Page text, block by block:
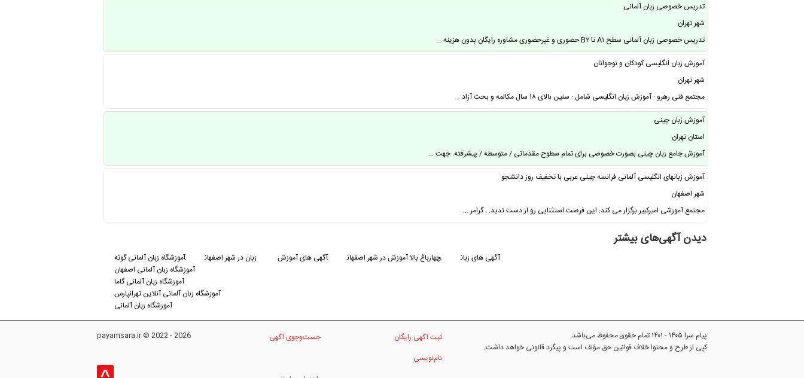
تدریس خصوصی زبان آلمانی
شهر تهران
تدریس خصوصی زبان آلمانی سطح A۱ تا B۲ حضوری و غیرحضوری مشاوره رایگان بدون هزینه …
آموزش زبان انگلیسی کودکان و نوجوانان
شهر تهران
مجتمع فنی رهرو : آموزش زبان انگلیسی شامل : سنین بالای ۱۸ سال مکالمه و بحث آزاد …
آموزش زبان چینی
استان تهران
آموزش جامع زبان چینی بصورت خصوصی برای تمام سطوح مقدماتی / متوسطه / پیشرفته. جهت …
آموزش زبانهای انگلیسی آلمانی فرانسه چینی عربی با تخفیف روز دانشجو
شهر اصفهان
مجتمع آموزشی امیرکبیر برگزار می کند: این فرصت استثنایی رو از دست ندید. . گرامر …
دیدن آگهی‌های بیشتر
آگهی های زبان چهارباغ بالا آموزش در شهر اصفهان آگهی های آموزش زبان در شهر اصفهان
آموزشگاه زبان آلمانی گوته
آموزشگاه زبان آلمانی اصفهان
آموزشگاه زبان آلمانی گاما
آموزشگاه زبان آلمانی آنلاین تهرانپارس
آموزشگاه زبان آلمانی
پیام سرا ۱۴۰۵ - ۱۴۰۱ تمام حقوق محفوظ می‌باشد.
کپی از طرح و محتوا خلاف قوانین حق مؤلف است و پیگرد قانونی خواهد داشت.
ثبت آگهی رایگان
نام‌نویسی
جست‌وجوی آگهی payamsara.ir © 2022 - 2026